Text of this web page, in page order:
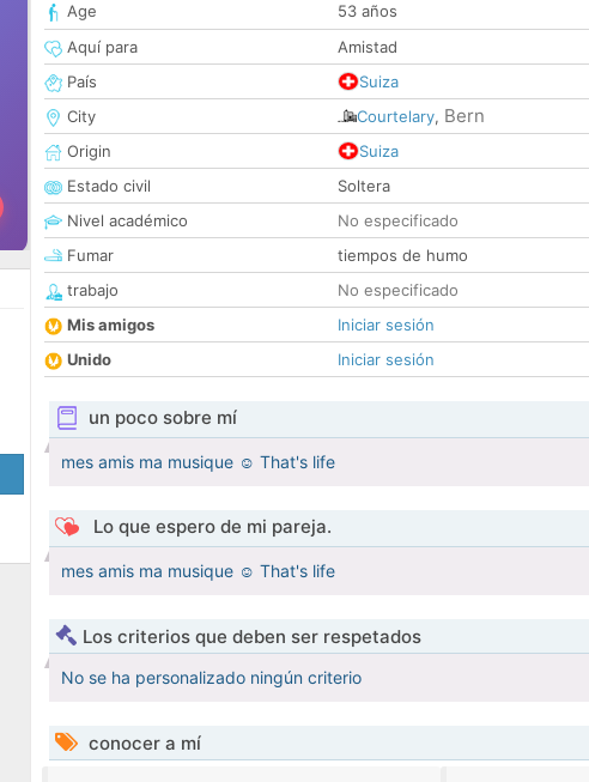
Age
53 años
Aquí para
Amistad
País
Suiza
City
Courtelary, Bern
Origin
Suiza
Estado civil
Soltera
Nivel académico
No especificado
Fumar
tiempos de humo
trabajo
No especificado
Mis amigos
Iniciar sesión
Unido
Iniciar sesión
un poco sobre mí
mes amis ma musique ☺️ That's life
Lo que espero de mi pareja.
mes amis ma musique ☺️ That's life
Los criterios que deben ser respetados
No se ha personalizado ningún criterio
conocer a mí